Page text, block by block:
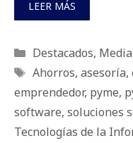
LEER MÁS
Categorías
Destacados,
Etiquetas
Ahorros, asesoría,
emprendedor, pyme,
software, soluciones
Tecnologías de la